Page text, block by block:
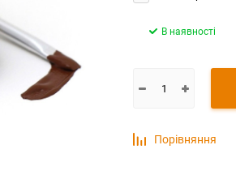
В наявності
Порівняння